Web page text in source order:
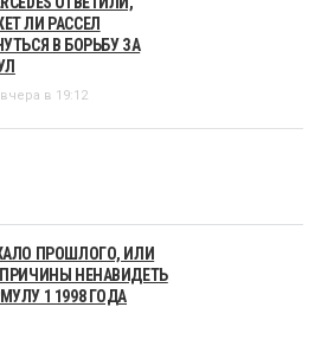
ЛИ РАССЕЛ
В БОРЬБУ ЗА
в 19:12
ПРОШЛОГО, ИЛИ
НЕНАВИДЕТЬ
1 1998 ГОДА